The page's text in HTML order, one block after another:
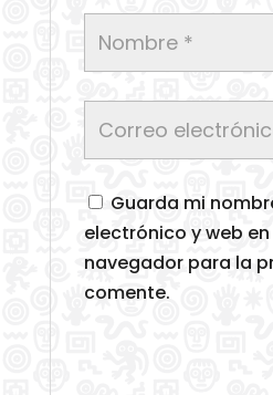
Guarda mi
electrónico y web
navegador para la
comente.